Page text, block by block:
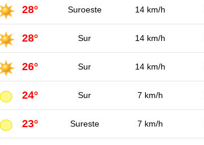
28° Suroeste 14 km/h
28° Sur 14 km/h
26° Sur 14 km/h
24° Sur 7 km/h
23° Sureste 7 km/h